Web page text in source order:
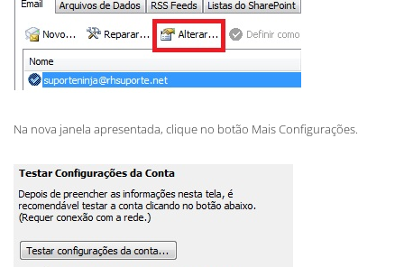
Na nova janela apresentada, clique no botão Mais Configurações.